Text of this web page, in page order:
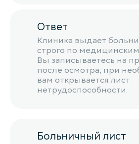
Ответ
Клиника выдает
строго по
Вы записываетесь на
после осмотра, при
вам открывается лист
нетрудоспособности.
Больничный лист